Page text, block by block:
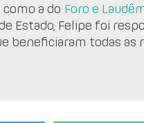
a do Foro e
Estado, Felipe foi
beneficiaram todas as